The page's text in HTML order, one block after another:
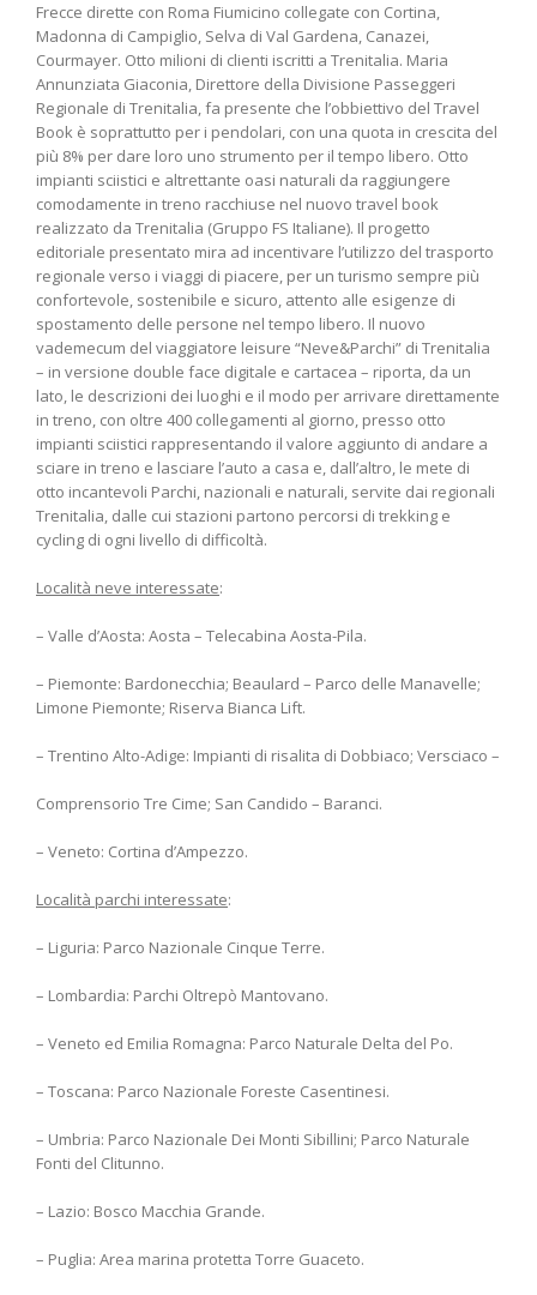
Frecce dirette con Roma Fiumicino collegate con Cortina,
Madonna di Campiglio, Selva di Val Gardena, Canazei,
Courmayer. Otto milioni di clienti iscritti a Trenitalia. Maria
Annunziata Giaconia, Direttore della Divisione Passeggeri
Regionale di Trenitalia, fa presente che l’obbiettivo del Travel
Book è soprattutto per i pendolari, con una quota in crescita del
più 8% per dare loro uno strumento per il tempo libero. Otto
impianti sciistici e altrettante oasi naturali da raggiungere
comodamente in treno racchiuse nel nuovo travel book
realizzato da Trenitalia (Gruppo FS Italiane). Il progetto
editoriale presentato mira ad incentivare l’utilizzo del trasporto
regionale verso i viaggi di piacere, per un turismo sempre più
confortevole, sostenibile e sicuro, attento alle esigenze di
spostamento delle persone nel tempo libero. Il nuovo
vademecum del viaggiatore leisure “Neve&Parchi” di Trenitalia
– in versione double face digitale e cartacea – riporta, da un
lato, le descrizioni dei luoghi e il modo per arrivare direttamente
in treno, con oltre 400 collegamenti al giorno, presso otto
impianti sciistici rappresentando il valore aggiunto di andare a
sciare in treno e lasciare l’auto a casa e, dall’altro, le mete di
otto incantevoli Parchi, nazionali e naturali, servite dai regionali
Trenitalia, dalle cui stazioni partono percorsi di trekking e
cycling di ogni livello di difficoltà.
Località neve interessate:
– Valle d’Aosta: Aosta – Telecabina Aosta-Pila.
– Piemonte: Bardonecchia; Beaulard – Parco delle Manavelle;
Limone Piemonte; Riserva Bianca Lift.
– Trentino Alto-Adige: Impianti di risalita di Dobbiaco; Versciaco –
Comprensorio Tre Cime; San Candido – Baranci.
– Veneto: Cortina d’Ampezzo.
Località parchi interessate:
– Liguria: Parco Nazionale Cinque Terre.
– Lombardia: Parchi Oltrepò Mantovano.
– Veneto ed Emilia Romagna: Parco Naturale Delta del Po.
– Toscana: Parco Nazionale Foreste Casentinesi.
– Umbria: Parco Nazionale Dei Monti Sibillini; Parco Naturale
Fonti del Clitunno.
– Lazio: Bosco Macchia Grande.
– Puglia: Area marina protetta Torre Guaceto.